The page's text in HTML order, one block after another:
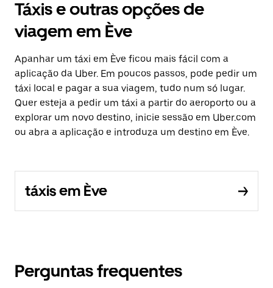
Táxis e outras opções de
viagem em Ève
Apanhar um táxi em Ève ficou mais fácil com a
aplicação da Uber. Em poucos passos, pode pedir um
táxi local e pagar a sua viagem, tudo num só lugar.
Quer esteja a pedir um táxi a partir do aeroporto ou a
explorar um novo destino, inicie sessão em Uber.com
ou abra a aplicação e introduza um destino em Ève.
táxis em Ève
Perguntas frequentes